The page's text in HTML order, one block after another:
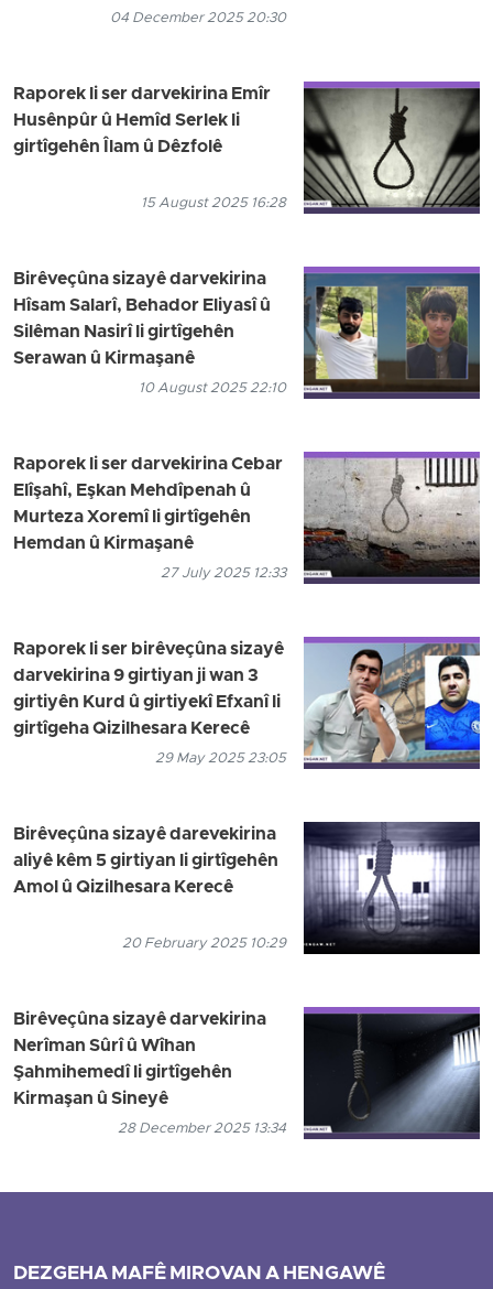
04 December 2025 20:30
Raporek li ser darvekirina Emîr
Husênpûr û Hemîd Serlek li
girtîgehên Îlam û Dêzfolê
15 August 2025 16:28
Birêveçûna sizayê darvekirina
Hîsam Salarî, Behador Eliyasî û
Silêman Nasirî li girtîgehên
Serawan û Kirmaşanê
10 August 2025 22:10
Raporek li ser darvekirina Cebar
Elîşahî, Eşkan Mehdîpenah û
Murteza Xoremî li girtîgehên
Hemdan û Kirmaşanê
27 July 2025 12:33
Raporek li ser birêveçûna sizayê
darvekirina 9 girtiyan ji wan 3
girtiyên Kurd û girtiyekî Efxanî li
girtîgeha Qizilhesara Kerecê
29 May 2025 23:05
Birêveçûna sizayê darevekirina
aliyê kêm 5 girtiyan li girtîgehên
Amol û Qizilhesara Kerecê
20 February 2025 10:29
Birêveçûna sizayê darvekirina
Nerîman Sûrî û Wîhan
Şahmihemedî li girtîgehên
Kirmaşan û Sineyê
28 December 2025 13:34
DEZGEHA MAFÊ MIROVAN A HENGAWÊ